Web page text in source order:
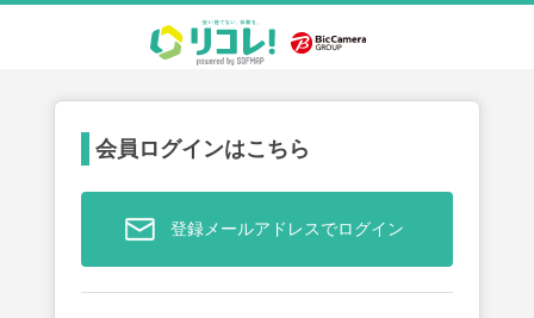
会員ログインはこちら
登録メールアドレスでログイン